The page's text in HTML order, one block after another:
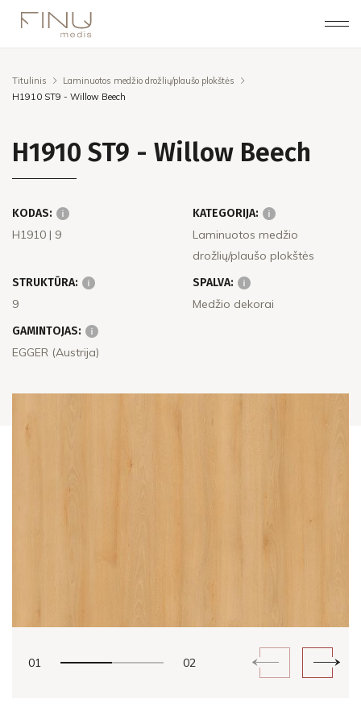
Titulinis
Laminuotos medžio drožlių/plaušo plokštės
H1910 ST9 - Willow Beech
H1910 ST9 - Willow Beech
KODAS:
H1910 | 9
KATEGORIJA:
Laminuotos medžio
drožlių/plaušo plokštės
STRUKTŪRA:
9
SPALVA:
Medžio dekorai
GAMINTOJAS:
EGGER (Austrija)
01 02